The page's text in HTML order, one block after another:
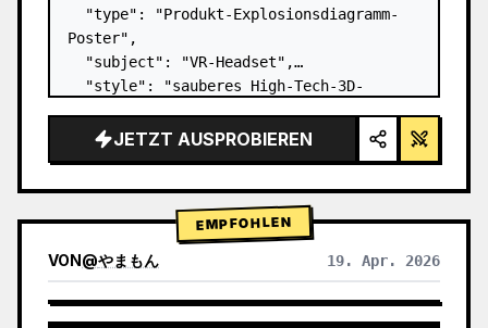
  "type": "Produkt-Explosionsdiagramm-
Poster",
  "subject": "VR-Headset",
  "style": "sauberes High-Tech-3D-
Akzente",
  "background": "{argument
default=\"sanfter violetter und blauer
Verlauf…
JETZT AUSPROBIEREN
EMPFOHLEN
VON@やまもん 19. Apr. 2026
ERGEBNISSE ANDERER MODELLE ANZEIGEN